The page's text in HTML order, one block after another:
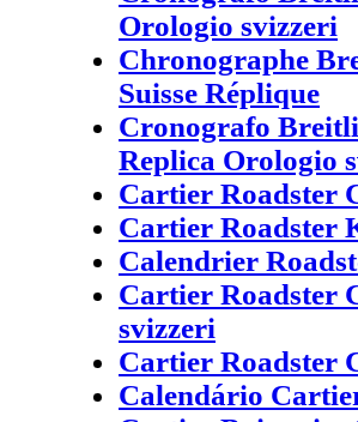
Orologio svizzeri
Chronographe
Suisse Réplique
Cronografo
Replica Orologio
Cartier Roadster
Cartier Roadster
Calendrier
Cartier Roadster
svizzeri
Cartier Roadster
Calendário